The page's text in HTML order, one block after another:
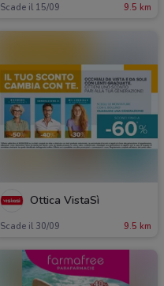
Scade il 15/09 9.5 km
Ottica VistaSì
Scade il 30/09 9.5 km